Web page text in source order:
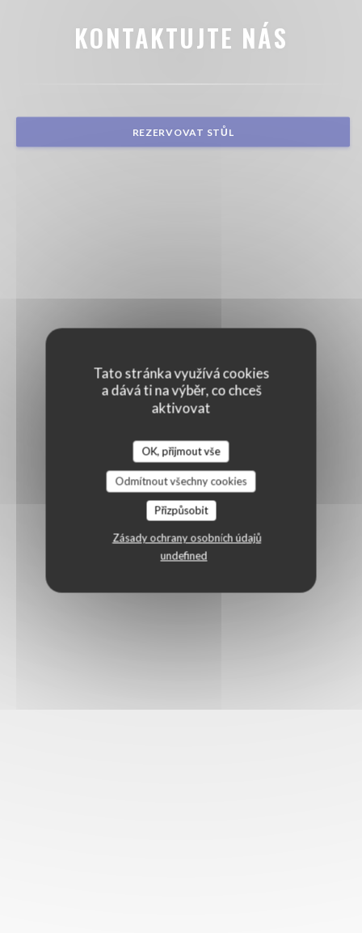
Tato stránka využívá cookies
a dává ti na výběr, co chceš
aktivovat
OK, přijmout vše
Odmítnout všechny cookies
Přizpůsobit
Zásady ochrany osobních údajů
undefined
KONTAKTUJTE NÁS
REZERVOVAT STŮL